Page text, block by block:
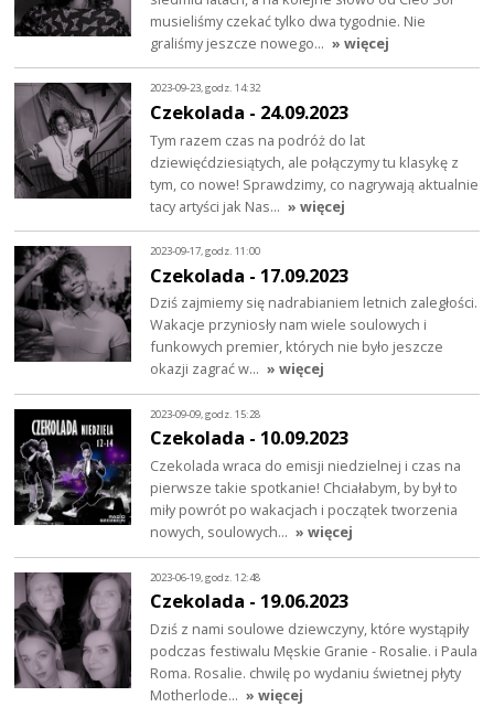
musieliśmy czekać tylko dwa tygodnie. Nie
graliśmy jeszcze nowego… » więcej
2023-09-23, godz. 14:32
Czekolada - 24.09.2023
Tym razem czas na podróż do lat
dziewięćdziesiątych, ale połączymy tu klasykę z
tym, co nowe! Sprawdzimy, co nagrywają aktualnie
tacy artyści jak Nas… » więcej
2023-09-17, godz. 11:00
Czekolada - 17.09.2023
Dziś zajmiemy się nadrabianiem letnich zaległości.
Wakacje przyniosły nam wiele soulowych i
funkowych premier, których nie było jeszcze
okazji zagrać w… » więcej
2023-09-09, godz. 15:28
Czekolada - 10.09.2023
Czekolada wraca do emisji niedzielnej i czas na
pierwsze takie spotkanie! Chciałabym, by był to
miły powrót po wakacjach i początek tworzenia
nowych, soulowych… » więcej
2023-06-19, godz. 12:48
Czekolada - 19.06.2023
Dziś z nami soulowe dziewczyny, które wystąpiły
podczas festiwalu Męskie Granie - Rosalie. i Paula
Roma. Rosalie. chwilę po wydaniu świetnej płyty
Motherlode… » więcej